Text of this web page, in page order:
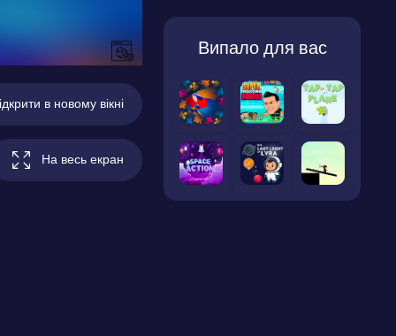
в новому вікні
На весь екран
Випало для вас